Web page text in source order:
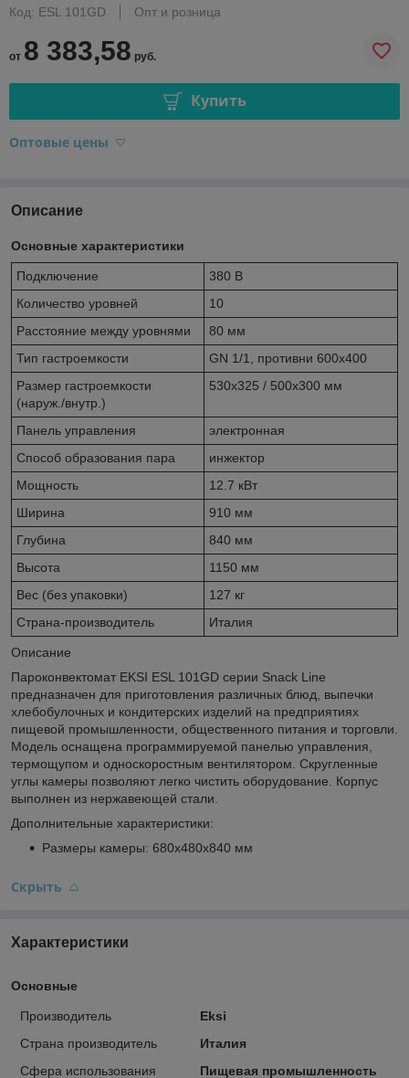
Код: ESL 101GD
Опт и розница
от 8 383,58 руб.
Купить
Оптовые цены
Описание
Основные характеристики
Подключение
380 В
Количество уровней
10
Расстояние между уровнями
80 мм
Тип гастроемкости
GN 1/1, противни 600х400
Размер гастроемкости
(наруж./внутр.)
530x325 / 500x300 мм
Панель управления
электронная
Способ образования пара
инжектор
Мощность
12.7 кВт
Ширина
910 мм
Глубина
840 мм
Высота
1150 мм
Вес (без упаковки)
127 кг
Страна-производитель
Италия
Описание
Пароконвектомат EKSI ESL 101GD серии Snack Line
предназначен для приготовления различных блюд, выпечки
хлебобулочных и кондитерских изделий на предприятиях
пищевой промышленности, общественного питания и торговли.
Модель оснащена программируемой панелью управления,
термощупом и односкоростным вентилятором. Скругленные
углы камеры позволяют легко чистить оборудование. Корпус
выполнен из нержавеющей стали.
Дополнительные характеристики:
Размеры камеры: 680x480x840 мм
Скрыть
Характеристики
Основные
Производитель
Eksi
Страна производитель
Италия
Сфера использования
Пищевая промышленность